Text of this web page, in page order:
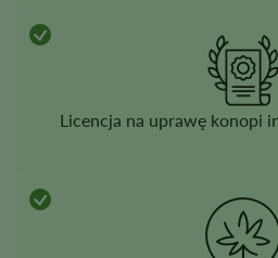
Licencja na uprawę konopi